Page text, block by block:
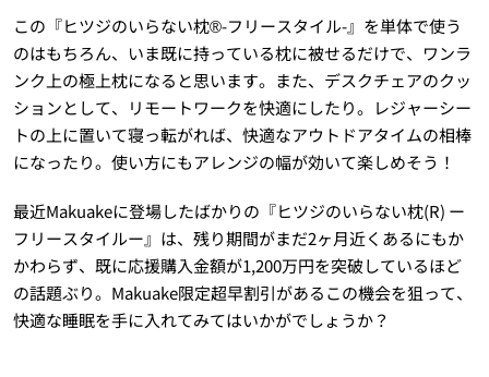
この『ヒツジのいらない枕®︎-フリースタイル-』を単体で使う
のはもちろん、いま既に持っている枕に被せるだけで、ワンラ
ンク上の極上枕になると思います。また、デスクチェアのクッ
ションとして、リモートワークを快適にしたり。レジャーシー
トの上に置いて寝っ転がれば、快適なアウトドアタイムの相棒
になったり。使い方にもアレンジの幅が効いて楽しめそう！
最近Makuakeに登場したばかりの『ヒツジのいらない枕(R) ー
フリースタイルー』は、残り期間がまだ2ヶ月近くあるにもか
かわらず、既に応援購入金額が1,200万円を突破しているほど
の話題ぶり。Makuake限定超早割引があるこの機会を狙って、
快適な睡眠を手に入れてみてはいかがでしょうか？